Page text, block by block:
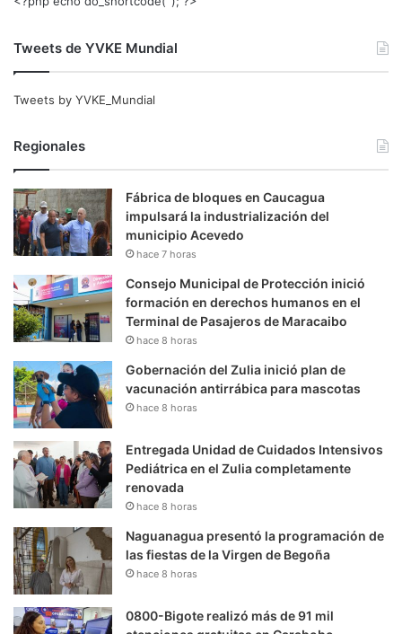
Tweets de YVKE Mundial
Tweets by YVKE_Mundial
Regionales
Fábrica de bloques en Caucagua
impulsará la industrialización del
municipio Acevedo
hace 7 horas
Consejo Municipal de Protección inició
formación en derechos humanos en el
Terminal de Pasajeros de Maracaibo
hace 8 horas
Gobernación del Zulia inició plan de
vacunación antirrábica para mascotas
hace 8 horas
Entregada Unidad de Cuidados Intensivos
Pediátrica en el Zulia completamente
renovada
hace 8 horas
Naguanagua presentó la programación de
las fiestas de la Virgen de Begoña
hace 8 horas
0800-Bigote realizó más de 91 mil